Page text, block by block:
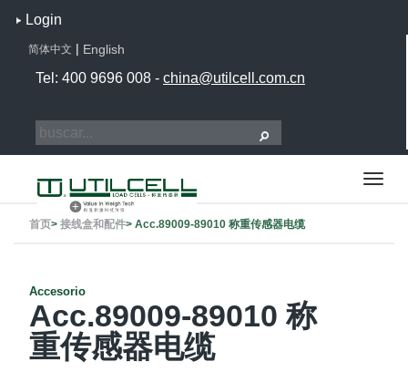
Login
简体中文 | English
Tel: 400 9696 008 - china@utilcell.com.cn
首页> 接线盒和配件> Acc.89009-89010 称重传感器电缆
Accesorio
Acc.89009-89010 称
重传感器电缆